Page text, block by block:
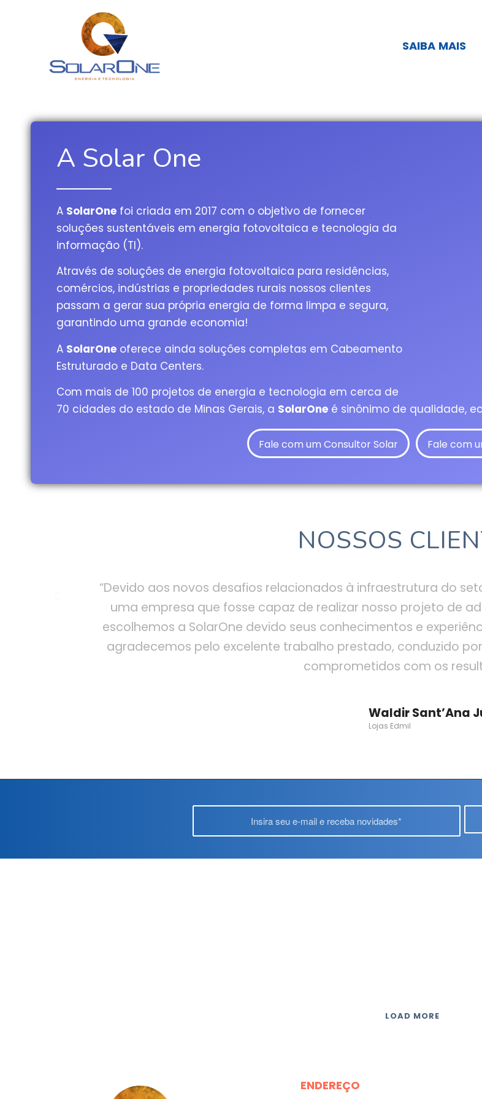
SAIBA MAIS
A Solar One
A SolarOne foi criada em 2017 com o objetivo de fornecer
soluções sustentáveis em energia fotovoltaica e tecnologia da
informação (TI).
Através de soluções de energia fotovoltaica para residências,
comércios, indústrias e propriedades rurais nossos clientes
passam a gerar sua própria energia de forma limpa e segura,
garantindo uma grande economia!
A SolarOne oferece ainda soluções completas em Cabeamento
Estruturado e Data Centers.
Com mais de 100 projetos de energia e tecnologia em cerca de
70 cidades do estado de Minas Gerais, a SolarOne é sinônimo de qualidade,
Fale com um Consultor Solar Fale com
NOSSOS
“Devido aos novos desafios relacionados à infraestrutura do
uma empresa que fosse capaz de realizar nosso projeto de
escolhemos a SolarOne devido seus conhecimentos e
agradecemos pelo excelente trabalho prestado, conduzido
comprometidos com os
Waldir Sant’Ana
Lojas Edmil
LOAD MORE
ENDEREÇO